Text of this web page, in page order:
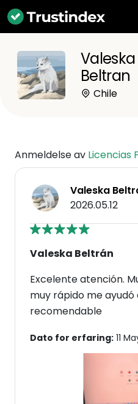
Valeska
Beltran
Chile
Anmeldelse av Licencias
Valeska
2026.05.12
Valeska Beltrán
Excelente atención.
muy rápido me ayudó
recomendable
Dato for erfaring: 11